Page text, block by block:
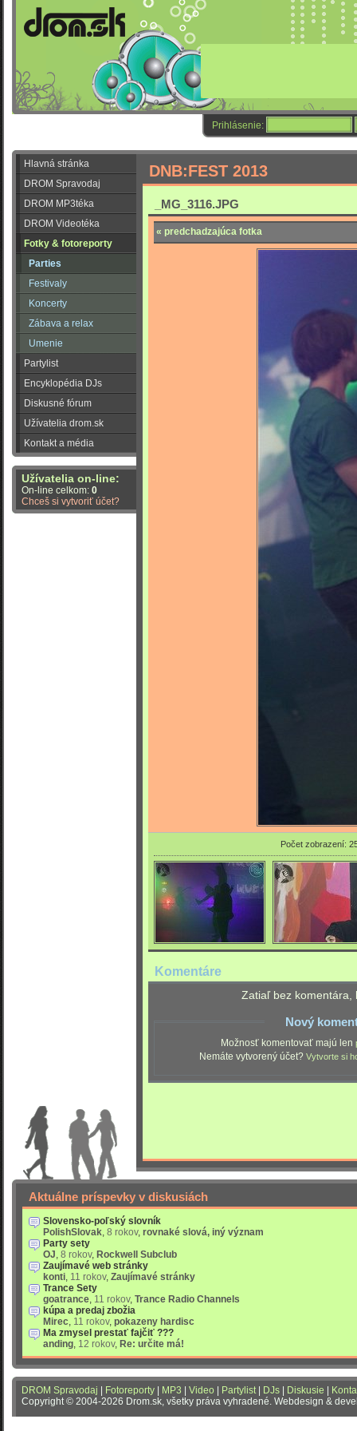
Prihlásenie:
Hlavná stránka
DROM Spravodaj
DROM MP3téka
DROM Videotéka
Fotky & fotoreporty
Parties
Festivaly
Koncerty
Zábava a relax
Umenie
Partylist
Encyklopédia DJs
Diskusné fórum
Užívatelia drom.sk
Kontakt a média
Užívatelia on-line:
On-line celkom: 0
Chceš si vytvoriť účet?
DNB:FEST 2013
_MG_3116.JPG
« predchadzajúca fotka
Počet zobrazení:
Komentáre
Zatiaľ bez komentára,
Nový
Možnosť komentovať majú len
Nemáte vytvorený účet? Vytvorte si
Aktuálne príspevky v diskusiách
Slovensko-poľský slovník
PolishSlovak, 8 rokov, rovnaké slová, iný význam
Party sety
OJ, 8 rokov, Rockwell Subclub
Zaujímavé web stránky
konti, 11 rokov, Zaujímavé stránky
Trance Sety
goatrance, 11 rokov, Trance Radio Channels
kúpa a predaj zbožia
Mirec, 11 rokov, pokazeny hardisc
Ma zmysel prestať fajčiť ???
anding, 12 rokov, Re: určite má!
DROM Spravodaj Fotoreporty MP3 Video Partylist| DJs Diskusie
Copyright © 2004-2026 Drom.sk, všetky práva vyhradené. Webdesign &